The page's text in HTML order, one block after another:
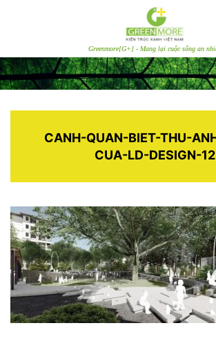
Greenmore[G+] - Mang lại cuộc sống an
CANH-QUAN-BIET-THU-
CUA-LD-DESIGN-12